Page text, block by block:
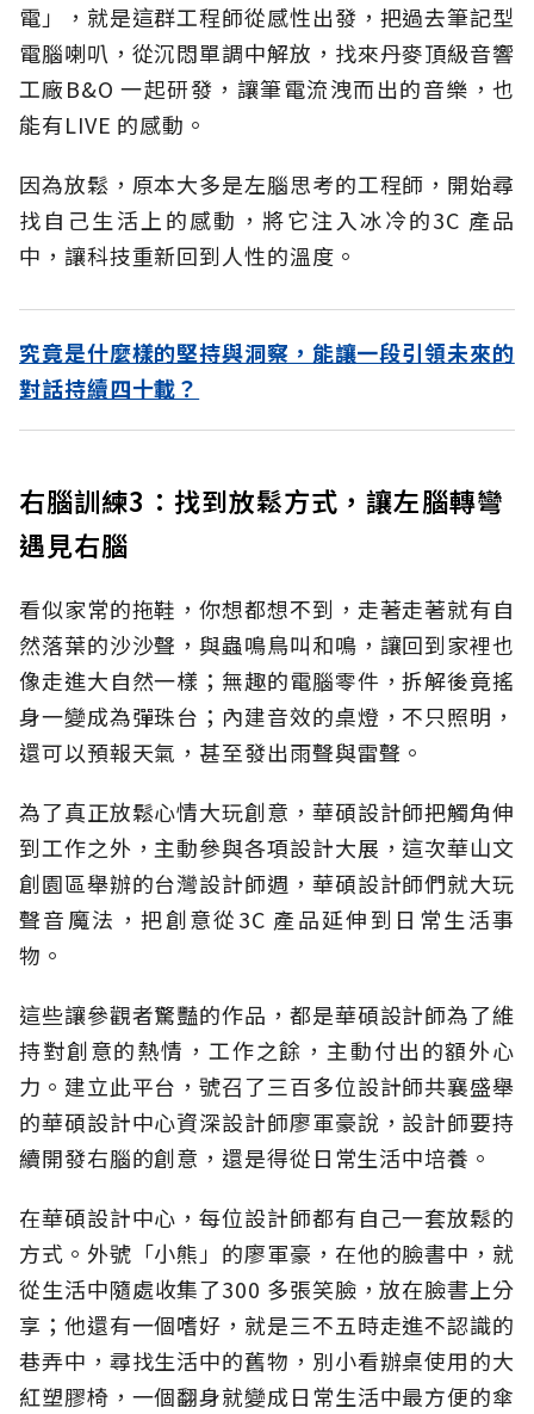
電」，就是這群工程師從感性出發，把過去筆記型
電腦喇叭，從沉悶單調中解放，找來丹麥頂級音響
工廠B&O 一起研發，讓筆電流洩而出的音樂，也
能有LIVE 的感動。
因為放鬆，原本大多是左腦思考的工程師，開始尋
找自己生活上的感動，將它注入冰冷的3C 產品
中，讓科技重新回到人性的溫度。
究竟是什麼樣的堅持與洞察，能讓一段引領未來的
對話持續四十載？
右腦訓練3：找到放鬆方式，讓左腦轉彎
遇見右腦
看似家常的拖鞋，你想都想不到，走著走著就有自
然落葉的沙沙聲，與蟲鳴鳥叫和鳴，讓回到家裡也
像走進大自然一樣；無趣的電腦零件，拆解後竟搖
身一變成為彈珠台；內建音效的桌燈，不只照明，
還可以預報天氣，甚至發出雨聲與雷聲。
為了真正放鬆心情大玩創意，華碩設計師把觸角伸
到工作之外，主動參與各項設計大展，這次華山文
創園區舉辦的台灣設計師週，華碩設計師們就大玩
聲音魔法，把創意從3C 產品延伸到日常生活事
物。
這些讓參觀者驚豔的作品，都是華碩設計師為了維
持對創意的熱情，工作之餘，主動付出的額外心
力。建立此平台，號召了三百多位設計師共襄盛舉
的華碩設計中心資深設計師廖軍豪說，設計師要持
續開發右腦的創意，還是得從日常生活中培養。
在華碩設計中心，每位設計師都有自己一套放鬆的
方式。外號「小熊」的廖軍豪，在他的臉書中，就
從生活中隨處收集了300 多張笑臉，放在臉書上分
享；他還有一個嗜好，就是三不五時走進不認識的
巷弄中，尋找生活中的舊物，別小看辦桌使用的大
紅塑膠椅，一個翻身就變成日常生活中最方便的傘